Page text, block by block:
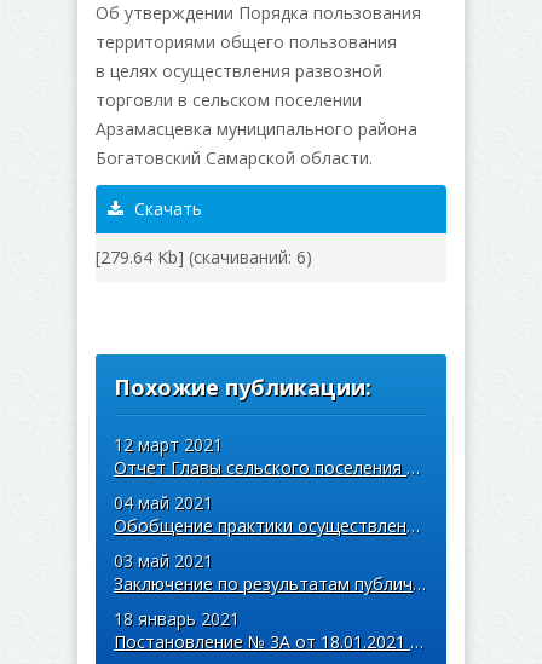
Об утверждении Порядка пользования
территориями общего пользования
в целях осуществления развозной
торговли в сельском поселении
Арзамасцевка муниципального района
Богатовский Самарской области.
Скачать
[279.64 Kb] (cкачиваний: 6)
Похожие публикации:
12 март 2021
Отчет Главы сельского поселения Арзамасцевка об итогах
04 май 2021
Обобщение практики осуществления муниципального контроля
03 май 2021
Заключение по результатам публичных слушаний от 03.05.2021 года
18 январь 2021
Постановление № 3А от 18.01.2021 года